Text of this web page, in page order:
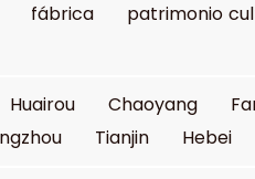
fábrica patrimonio
Huairou Chaoyang
Tianjin Hebei